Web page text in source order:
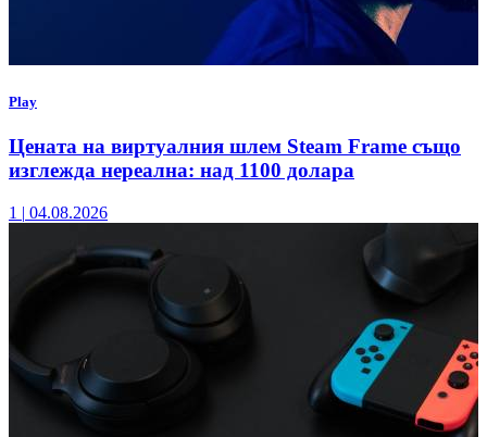
Play
Цената на виртуалния шлем Steam Frame също
изглежда нереална: над 1100 долара
1 | 04.08.2026